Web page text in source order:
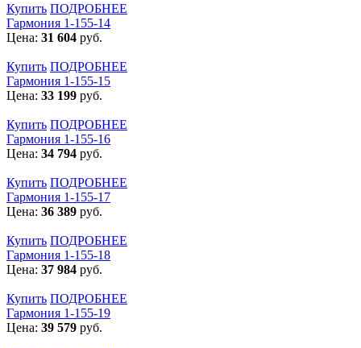
Купить ПОДРОБНЕЕ
Гармония 1-155-14
Цена: 31 604 руб.
Купить ПОДРОБНЕЕ
Гармония 1-155-15
Цена: 33 199 руб.
Купить ПОДРОБНЕЕ
Гармония 1-155-16
Цена: 34 794 руб.
Купить ПОДРОБНЕЕ
Гармония 1-155-17
Цена: 36 389 руб.
Купить ПОДРОБНЕЕ
Гармония 1-155-18
Цена: 37 984 руб.
Купить ПОДРОБНЕЕ
Гармония 1-155-19
Цена: 39 579 руб.